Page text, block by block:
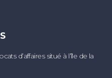
d’affaires situé à l’île de la